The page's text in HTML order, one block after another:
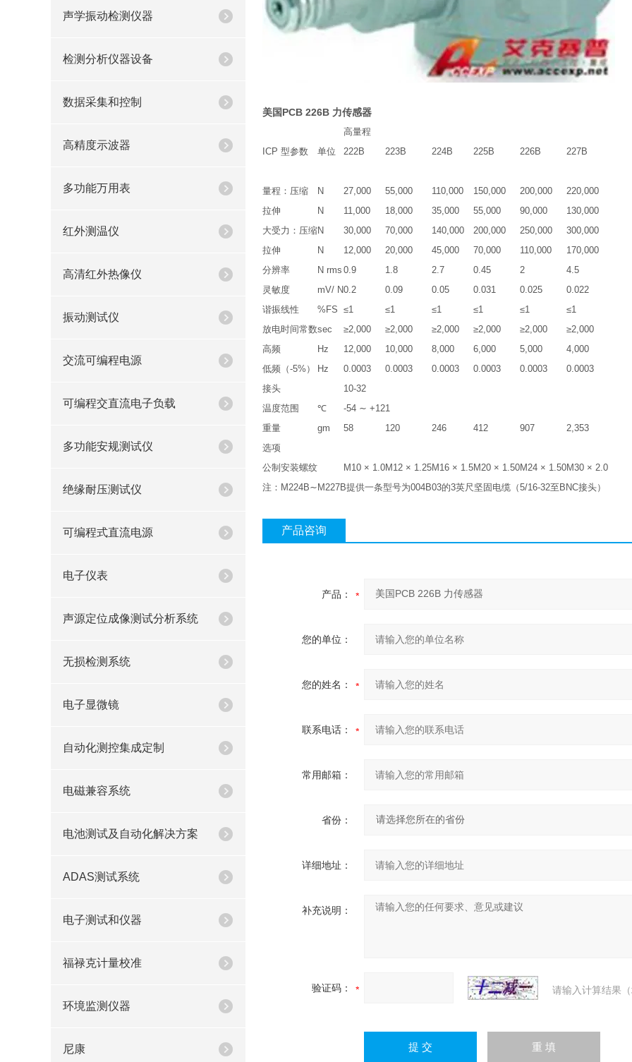
声学振动检测仪器
检测分析仪器设备
数据采集和控制
高精度示波器
多功能万用表
红外测温仪
高清红外热像仪
振动测试仪
交流可编程电源
可编程交直流电子负载
多功能安规测试仪
绝缘耐压测试仪
可编程式直流电源
电子仪表
声源定位成像测试分析系统
无损检测系统
电子显微镜
自动化测控集成定制
电磁兼容系统
电池测试及自动化解决方案
ADAS测试系统
电子测试和仪器
福禄克计量校准
环境监测仪器
尼康
美国PCB 226B 力传感器
高量程
ICP 型参数
单位 222B 223B 224B 225B 226B 227B
量程：压缩 N 27,000 55,000 110,000 150,000 200,000
220,000
拉伸
N 11,000 18,000 35,000 55,000 90,000
130,000
大受力：压缩N 30,000 70,000 140,000 200,000 250,000
300,000
拉伸
N 12,000 20,000 45,000 70,000 110,000
170,000
分辨率
N rms 0.9 1.8 2.7 0.45 2
4.5
灵敏度
mV/ N0.2 0.09 0.05 0.031 0.025
0.022
谐振线性
%FS ≤1 ≤1 ≤1 ≤1 ≤1
≤1
放电时间常数sec ≥2,000 ≥2,000 ≥2,000 ≥2,000 ≥2,000
≥2,000
高频
Hz 12,000 10,000 8,000 6,000 5,000
4,000
低频（-5%）
Hz 0.0003 0.0003 0.0003 0.0003 0.0003
0.0003
接头
10-32
温度范围
℃
-54 ∼ +121
重量
gm 58 120 246 412 907
2,353
选项
公制安装螺纹
M10 × 1.0M12 × 1.25M16 × 1.5M20 × 1.50M24 × 1.50M30 × 2.0
注：M224B∼M227B提供一条型号为004B03的3英尺坚固电缆（5/16-32至BNC接头）
产品咨询
产品：
您的单位：
您的姓名：
联系电话：
常用邮箱：
省份：
详细地址：
补充说明：
验证码： 请输入计算结果